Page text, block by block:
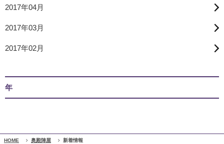
2017年04月
2017年03月
2017年02月
年
HOME 奥殿陣屋 新着情報